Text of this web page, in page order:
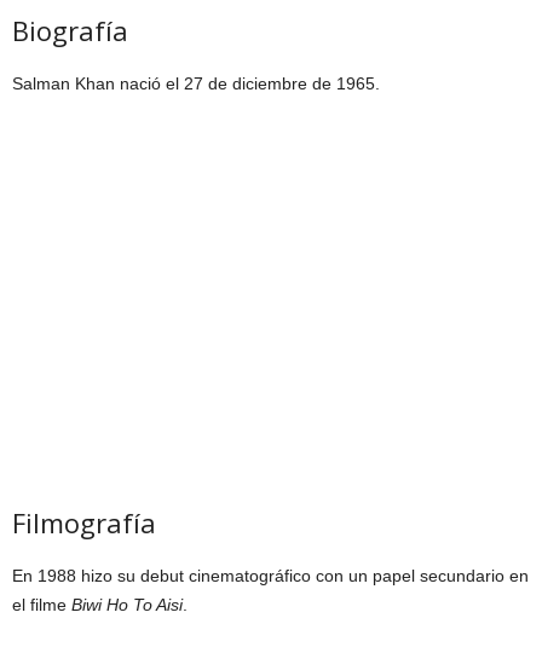
Biografía
Salman Khan nació el 27 de diciembre de 1965.
Filmografía
En 1988 hizo su debut cinematográfico con un papel secundario en
el filme Biwi Ho To Aisi.